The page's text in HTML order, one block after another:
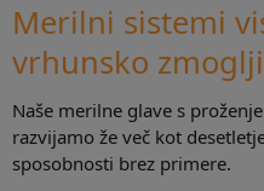
Merilni sistemi
vrhunsko
Naše merilne glave s
razvijamo že več kot
sposobnosti brez primere.